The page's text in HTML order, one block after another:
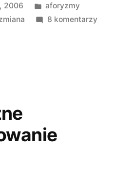
2006
Opublikowano
w
aforyzmy
8 komentarzydo